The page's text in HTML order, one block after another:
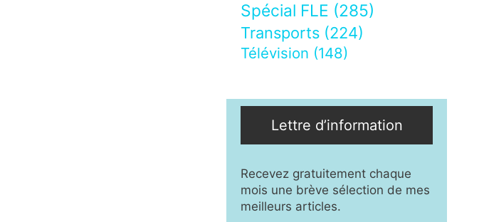
Spécial FLE (285)
Transports (224)
Télévision (148)
Lettre d’information
Recevez gratuitement chaque
mois une brève sélection de mes
meilleurs articles.